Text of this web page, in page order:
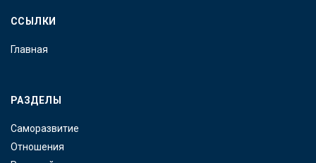
ССЫЛКИ
Главная
РАЗДЕЛЫ
Саморазвитие
Отношения